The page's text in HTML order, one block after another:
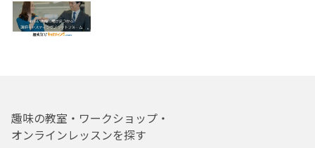
趣味の教室・ワークショップ・
オンラインレッスンを探す